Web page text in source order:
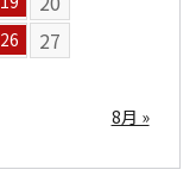
26
27
8月 »